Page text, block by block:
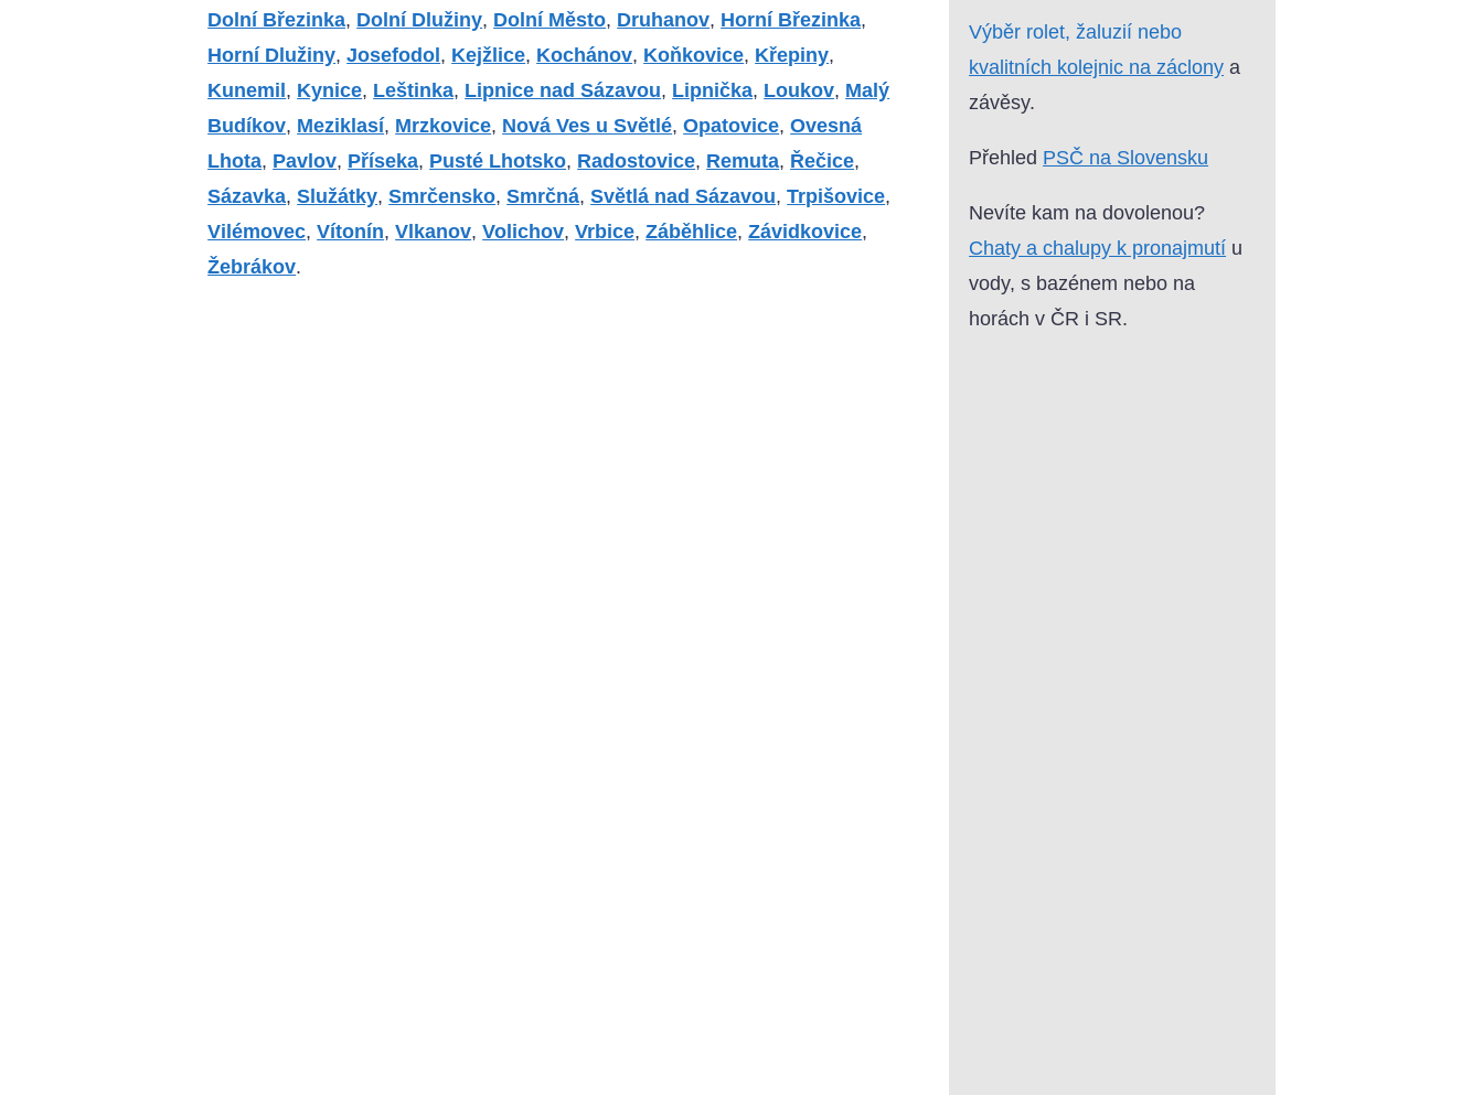
Dolní Březinka, Dolní Dlužiny, Dolní Město, Druhanov, Horní Březinka,
Horní Dlužiny,Josefodol , Kejžlice, Kochánov, Koňkovice, Křepiny,
Kunemil , Kynice, Leštinka, Lipnice nad Sázavou, Lipnička, Loukov, Malý
Budíkov, Meziklasí, Mrzkovice, Nová Ves u Světlé,Opatovice,Ovesná
Lhota, Pavlov, Příseka, Pusté Lhotsko, Radostovice, Remuta, Řečice,
Sázavka,Služátky,Smrčensko,Smrčná,Světlá nad Sázavou,Trpišovice,
Vilémovec,Vítonín,Vlkanov,Volichov,Vrbice,Záběhlice,Závidkovice,
Žebrákov.
Výběr rolet, žaluzií nebo
kvalitních kolejnic na záclony a
závěsy.
Přehled PSČ na Slovensku
Nevíte kam na dovolenou?
Chaty a chalupy k pronajmutí u
vody, s bazénem nebo na
horách v ČR i SR.